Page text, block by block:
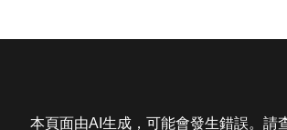
本頁面由AI生成，可能會發生錯誤。請